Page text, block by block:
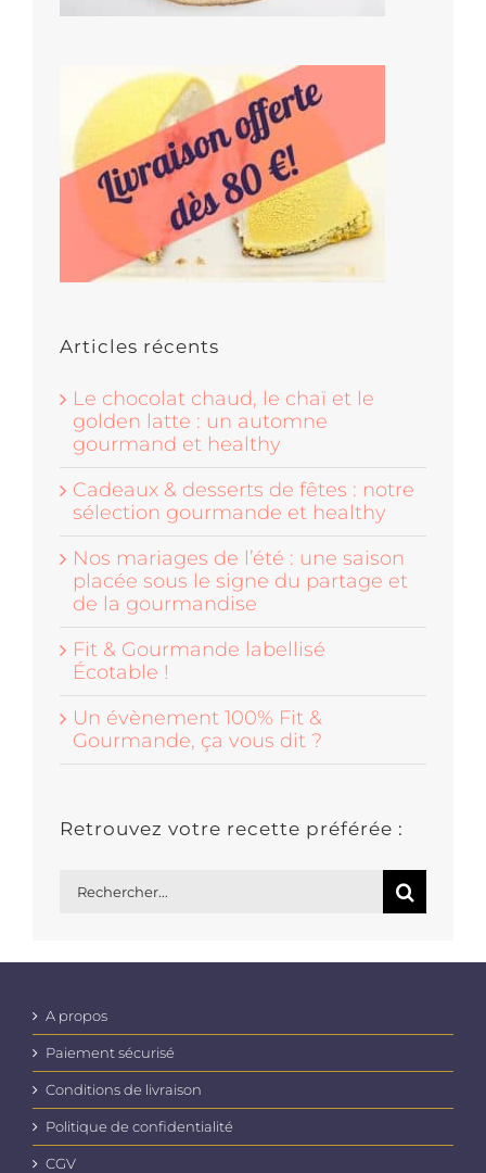
Articles récents
Le chocolat chaud, le chaï et le
golden latte : un automne
gourmand et healthy
Cadeaux & desserts de fêtes : notre
sélection gourmande et healthy
Nos mariages de l’été : une saison
placée sous le signe du partage et
de la gourmandise
Fit & Gourmande labellisé
Écotable !
Un évènement 100% Fit &
Gourmande, ça vous dit ?
Retrouvez votre recette préférée :
A propos
Paiement sécurisé
Conditions de livraison
Politique de confidentialité
CGV